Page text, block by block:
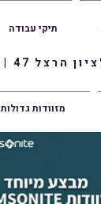
תיקי עבודה
מזוודות גדולות